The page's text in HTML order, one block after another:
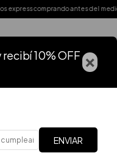
comprando antes del mediodía
10% OFF ×
ENVIAR